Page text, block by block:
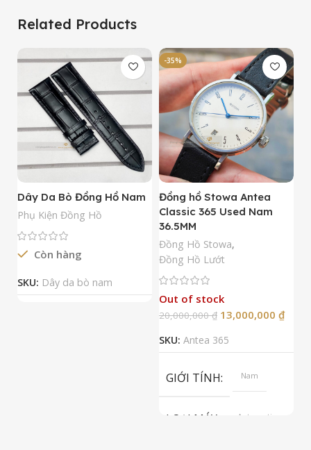
Related Products
Dây Da Bò Đồng Hồ Nam
Phụ Kiện Đồng Hồ
Còn hàng
SKU: Dây da bò nam
-35%
Đồng hồ Stowa Antea
Classic 365 Used Nam
36.5MM
Đồng Hồ Stowa,
Đồng Hồ Lướt
Out of stock
20,000,000₫ 13,000,000 ₫
SKU: Antea 365
GIỚI TÍNH Nam
LOẠI MÁY
Automatic